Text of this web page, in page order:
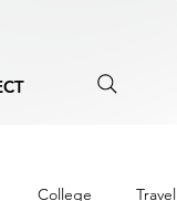
College Travel